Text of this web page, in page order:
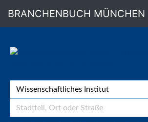
BRANCHENBUCH MÜNCHEN